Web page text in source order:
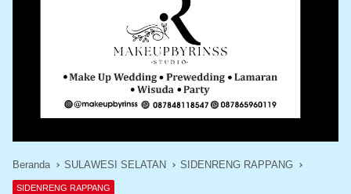
Beranda SULAWESI SELATAN SIDENRENG RAPPANG
SIDENRENG RAPPANG